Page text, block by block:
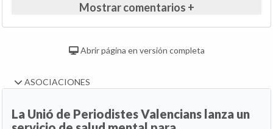
Mostrar comentarios +
Abrir página en versión completa
ASOCIACIONES
La Unió de Periodistes Valencians lanza un